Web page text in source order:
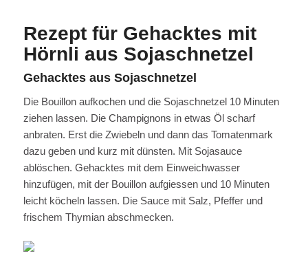
Rezept für Gehacktes mit
Hörnli aus Sojaschnetzel
Gehacktes aus Sojaschnetzel
Die Bouillon aufkochen und die Sojaschnetzel 10 Minuten
ziehen lassen. Die Champignons in etwas Öl scharf
anbraten. Erst die Zwiebeln und dann das Tomatenmark
dazu geben und kurz mit dünsten. Mit Sojasauce
ablöschen. Gehacktes mit dem Einweichwasser
hinzufügen, mit der Bouillon aufgiessen und 10 Minuten
leicht köcheln lassen. Die Sauce mit Salz, Pfeffer und
frischem Thymian abschmecken.